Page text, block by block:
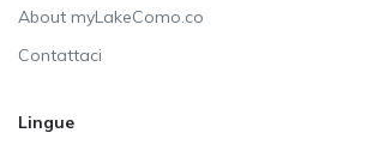
About myLakeComo.co
Contattaci
Lingue